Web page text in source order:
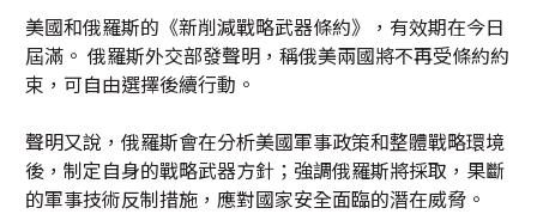
美國和俄羅斯的《新削減戰略武器條約》，有效期在今日
屆滿。 俄羅斯外交部發聲明，稱俄美兩國將不再受條約約
束，可自由選擇後續行動。
聲明又說，俄羅斯會在分析美國軍事政策和整體戰略環境
後，制定自身的戰略武器方針；強調俄羅斯將採取，果斷
的軍事技術反制措施，應對國家安全面臨的潛在威脅。